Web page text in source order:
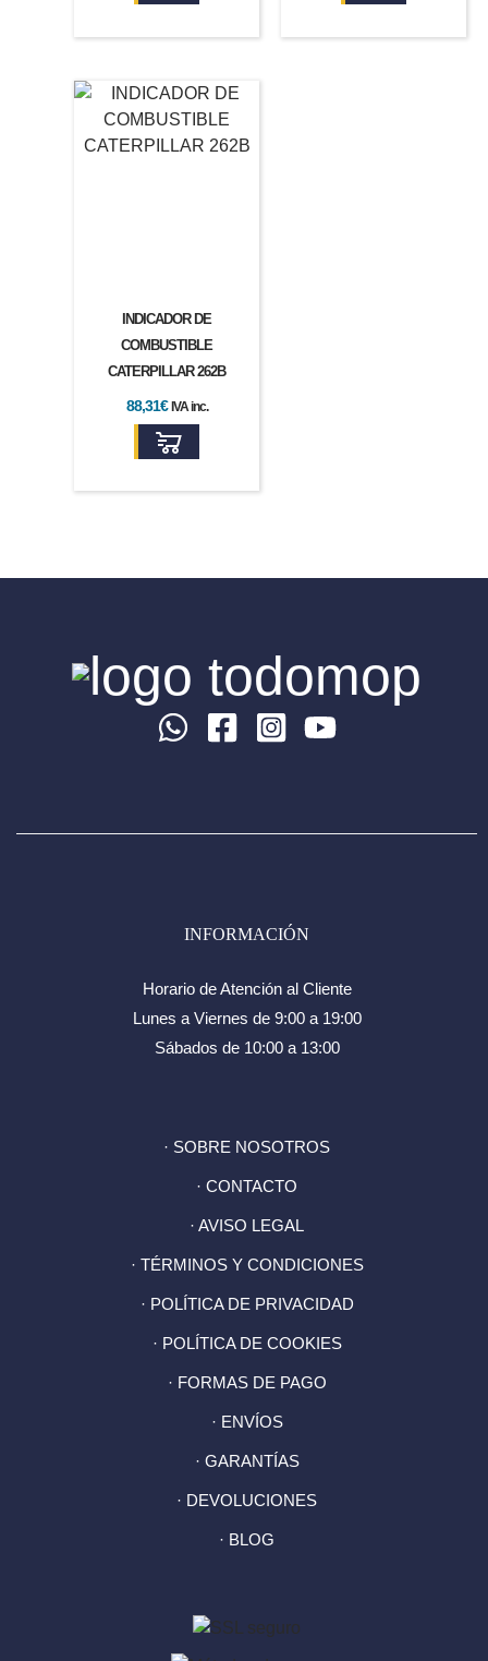
INDICADOR DE
COMBUSTIBLE
CATERPILLAR 262B
88,31€ IVA inc.
INFORMACIÓN
Horario de Atención al Cliente
Lunes a Viernes de 9:00 a 19:00
Sábados de 10:00 a 13:00
· SOBRE NOSOTROS
· CONTACTO
· AVISO LEGAL
· TÉRMINOS Y CONDICIONES
· POLÍTICA DE PRIVACIDAD
· POLÍTICA DE COOKIES
· FORMAS DE PAGO
· ENVÍOS
· GARANTÍAS
· DEVOLUCIONES
· BLOG